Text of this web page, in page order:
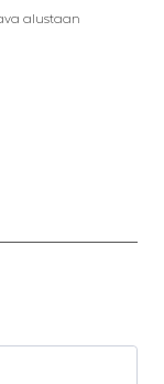
alustaan